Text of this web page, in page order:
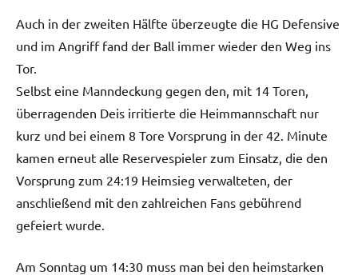
Auch in der zweiten Hälfte überzeugte die HG Defensive
und im Angriff fand der Ball immer wieder den Weg ins
Tor.
Selbst eine Manndeckung gegen den, mit 14 Toren,
überragenden Deis irritierte die Heimmannschaft nur
kurz und bei einem 8 Tore Vorsprung in der 42. Minute
kamen erneut alle Reservespieler zum Einsatz, die den
Vorsprung zum 24:19 Heimsieg verwalteten, der
anschließend mit den zahlreichen Fans gebührend
gefeiert wurde.
Am Sonntag um 14:30 muss man bei den heimstarken